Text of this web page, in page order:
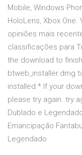
Mobile, Windows
HoloLens, Xbox
opiniões mais
classificações para
the download to
btweb_installer.dmg
installed * If your
please try again. try
Dublado e
Emancipação
Legendado